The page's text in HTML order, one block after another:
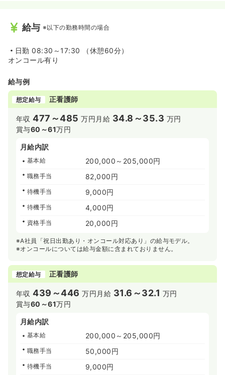
勤務が可能となりますので、お子様がいらっしゃる方には
≪年間360本のセミナー無料！リハビリ連携の看護≫
ルスタッフ向けのセミナーを開催しており、そのすべてを
無料で受講できます！
◆訪問看護の中でもリハビリスタッフが多く活躍してお
り、神経難病や脳梗塞後遺症など多様な利用者様と、リハ
ビリ視点も含めた長期的な看護に関われます。
◆1日の訪問件数は5～6件、1件あたり30～60分と、利用
者様一人ひとりにじっくりと向き合える訪問体制をとって
います。
給与 ※以下の勤務時間の場合
日勤 08:30～17:30 （休憩60分）
オンコール有り
給与例
想定給与 正看護師
年収477～485 万円 月給 34.8～35.3 万円
賞与60～61万円
月給内訳
基本給 200,000～205,000円
職務手当 82,000円
待機手当 9,000円
待機手当 4,000円
資格手当 20,000円
※A社員「祝日出勤あり・オンコール対応あり」の給与モデル。
※オンコールについては給与金額に含まれておりません。
想定給与 正看護師
年収439～446 万円 月給 31.6～32.1 万円
賞与60～61万円
月給内訳
基本給 200,000～205,000円
職務手当 50,000円
待機手当 9,000円